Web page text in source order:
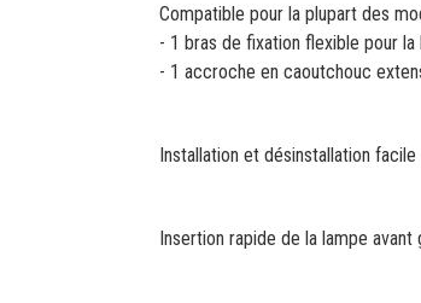
Compatible pour la plupart des
- 1 bras de fixation flexible pour la
- 1 accroche en caoutchouc
Installation et désinstallation facile
Insertion rapide de la lampe